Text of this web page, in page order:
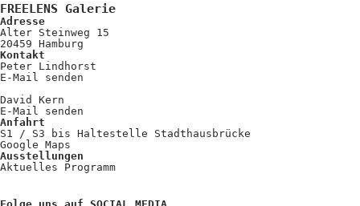
FREELENS Galerie
Adresse
Alter Steinweg 15
20459 Hamburg
Kontakt
Peter Lindhorst
E-Mail senden
David Kern
E-Mail senden
Anfahrt
S1 / S3 bis Haltestelle Stadthausbrücke
Google Maps
Ausstellungen
Aktuelles Programm